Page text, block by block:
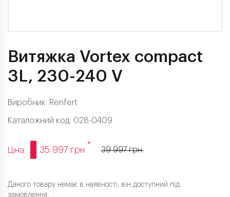
Витяжка Vortex compact
3L, 230-240 V
Виробник: Renfert
Каталожний код: 028-0409
Ціна 35 997 грн *
39 997 грн.
Даного товару немає в наявності, він доступний під
замовлення.